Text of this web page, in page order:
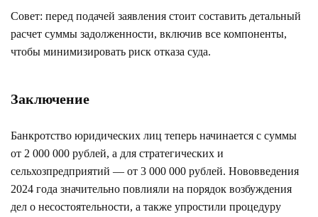
Совет: перед подачей заявления стоит составить детальный
расчет суммы задолженности, включив все компоненты,
чтобы минимизировать риск отказа суда.
Заключение
Банкротство юридических лиц теперь начинается с суммы
от 2 000 000 рублей, а для стратегических и
сельхозпредприятий — от 3 000 000 рублей. Нововведения
2024 года значительно повлияли на порядок возбуждения
дел о несостоятельности, а также упростили процедуру